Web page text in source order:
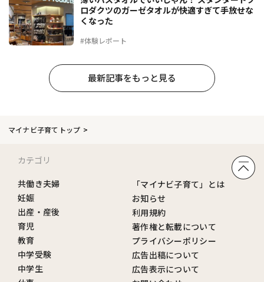
#体験レポート
ロダクツのガーゼタオルが快適すぎて手放せな
くなった
最新記事をもっと見る
マイナビ子育てトップ
カテゴリ
共働き夫婦
妊娠
出産・産後
育児
教育
中学受験
中学生
「マイナビ子育て」とは
お知らせ
利用規約
著作権と転載について
プライバシーポリシー
広告出稿について
広告表示について